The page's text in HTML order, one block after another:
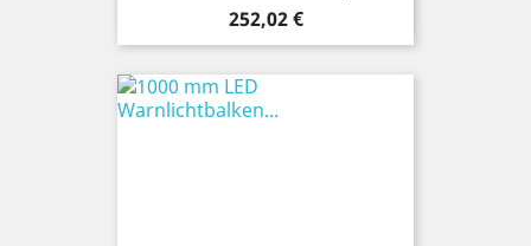
Preis
252,02 €